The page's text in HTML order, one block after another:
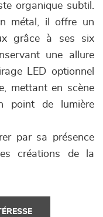
organique subtil.
métal, il offre un
grâce à ses six
une allure
LED optionnel
mettant en scène
point de lumière
par sa présence
créations de la